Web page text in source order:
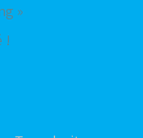
»
!